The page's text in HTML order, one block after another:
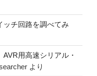
ッチ回路を調べてみ
用高速シリアル・
より